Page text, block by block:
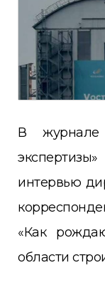
В журнале
интервью
«Как
области